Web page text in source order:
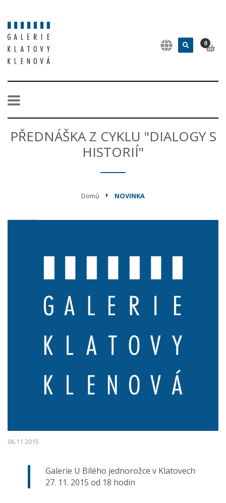
0
PŘEDNÁŠKA Z CYKLU "DIALOGY S
HISTORIÍ"
Domů NOVINKA
06.11.2015
Galerie U Bílého jednorožce v Klatovech
27. 11. 2015 od 18 hodin